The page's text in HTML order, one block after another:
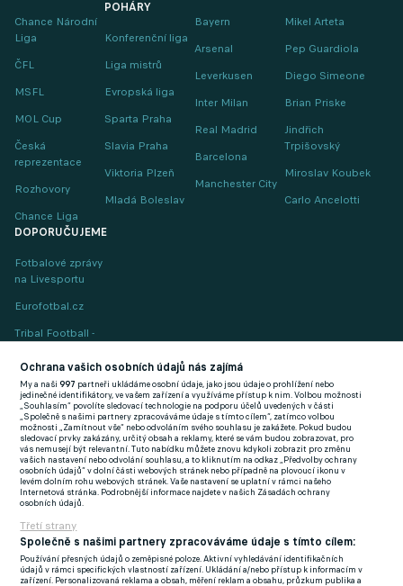
Chance Národní
Liga
ČFL
MSFL
MOL Cup
Česká
reprezentace
Rozhovory
Chance Liga
POHÁRY
Konferenční liga
Liga mistrů
Evropská liga
Sparta Praha
Slavia Praha
Viktoria Plzeň
Mladá Boleslav
Bayern
Arsenal
Leverkusen
Inter Milan
Real Madrid
Barcelona
Manchester City
Mikel Arteta
Pep Guardiola
Diego Simeone
Brian Priske
Jindřich
Trpišovský
Miroslav Koubek
Carlo Ancelotti
DOPORUČUJEME
Fotbalové zprávy
na Livesportu
Eurofotbal.cz
Tribal Football -
(EN)
FlashFutbal (SK)
Tenisportal.cz
Tenisové zprávy
na Livesportu
Podmínky užití GDPR a žurnalistika
Ochrana vašich osobních údajů nás zajímá
My a naši997 partneři ukládáme osobní údaje, jako jsou údaje o prohlížení nebo
jedinečné identifikátory, ve vašem zařízení a využíváme přístup k nim. Volbou možnosti
„Souhlasím“ povolíte sledovací technologie na podporu účelů uvedených v části
„Společně s našimi partnery zpracováváme údaje s tímto cílem“, zatímco volbou
možnosti „Zamítnout vše“ nebo odvoláním svého souhlasu je zakážete. Pokud budou
sledovací prvky zakázány, určitý obsah a reklamy, které se vám budou zobrazovat, pro
vás nemusejí být relevantní. Tuto nabídku můžete znovu kdykoli zobrazit pro změnu
vašich nastavení nebo odvolání souhlasu, a to kliknutím na odkaz „Předvolby ochrany
osobních údajů“ v dolní části webových stránek nebo případně na plovoucí ikonu v
levém dolním rohu webových stránek. Vaše nastavení se uplatní v rámci našeho
Internetová stránka. Podrobnější informace najdete v našich Zásadách ochrany
osobních údajů.
Třetí strany
Společně s našimi partnery zpracováváme údaje s tímto cílem:
Používání přesných údajů o zeměpisné poloze. Aktivní vyhledávání identifikačních
údajů v rámci specifických vlastností zařízení. Ukládání a/nebo přístup k informacím v
zařízení. Personalizovaná reklama a obsah, měření reklam a obsahu, průzkum publika a